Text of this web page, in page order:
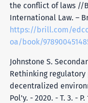
the conflict of laws //
International Law. –
https://brill.com/
oa/book/
Johnstone S.
Rethinking
decentralized
Pol'y. - 2020. - Т. 3. - P.